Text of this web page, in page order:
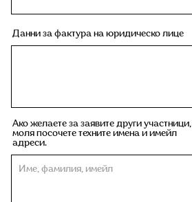
Данни за фактура на юридическо лице
Ако желаете за заявите други участници,
моля посочете техните имена и имейл
адреси.